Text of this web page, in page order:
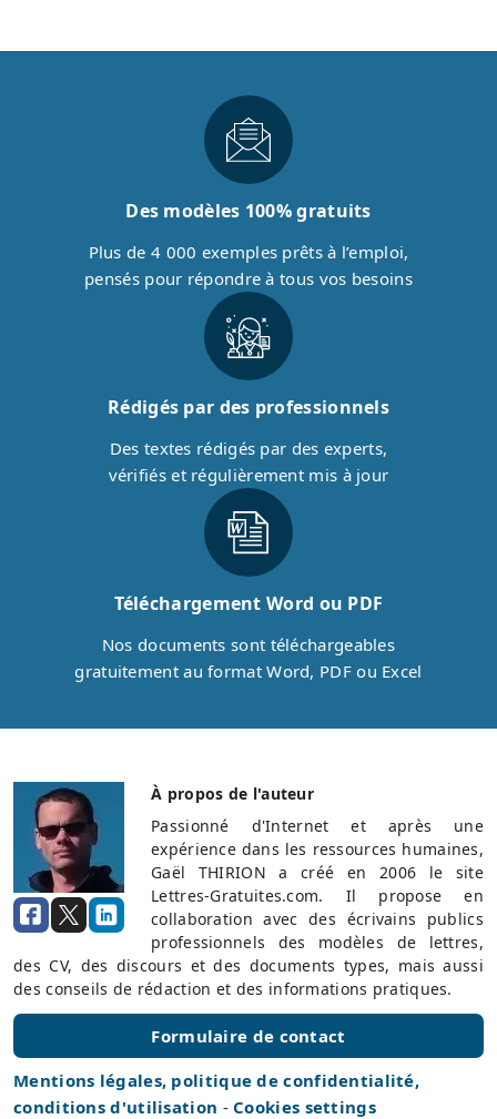
Des modèles 100% gratuits
Plus de 4 000 exemples prêts à l’emploi,
pensés pour répondre à tous vos besoins
Rédigés par des professionnels
Des textes rédigés par des experts,
vérifiés et régulièrement mis à jour
Téléchargement Word ou PDF
Nos documents sont téléchargeables
gratuitement au format Word, PDF ou Excel
À propos de l'auteur
Passionné d'Internet et après une
expérience dans les ressources humaines,
Gaël THIRION a créé en 2006 le site
Lettres-Gratuites.com. Il propose en
collaboration avec des écrivains publics
professionnels des modèles de lettres,
des CV, des discours et des documents types, mais aussi
des conseils de rédaction et des informations pratiques.
Formulaire de contact
Mentions légales, politique de confidentialité,
conditions d'utilisation - Cookies settings